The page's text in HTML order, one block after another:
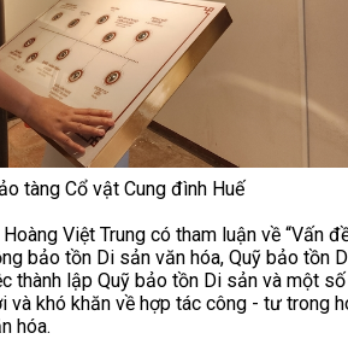
tàng Cổ vật Cung đình Huế
Việt Trung có tham luận về “Vấn
bảo tồn Di sản văn hóa, Quỹ bảo tồn
thành lập Quỹ bảo tồn Di sản và một
và khó khăn về hợp tác công - tư trong
hóa.